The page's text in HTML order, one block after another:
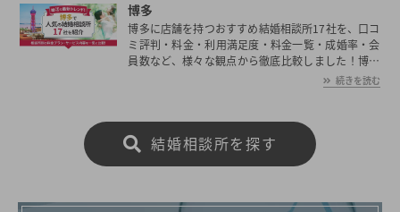
博多
博多に店舗を持つおすすめ結婚相談所17社を、口コ
ミ評判・料金・利用満足度・料金一覧・成婚率・会
員数など、様々な観点から徹底比較しました！博多
の平均初婚年齢は、男性が29.9歳、女性が28.5歳と
男女共に日本全国の平均初婚年齢と比べ低い。あな
で見つけたいとお考えの方は是非ご覧ください。
続きを読む
結婚相談所を探す